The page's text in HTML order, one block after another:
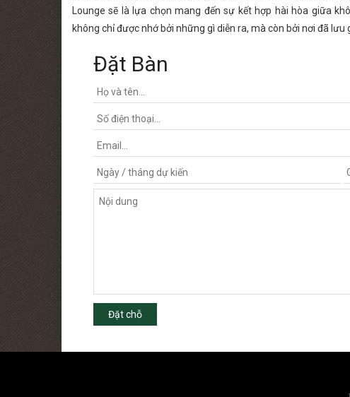
Lounge sẽ là lựa chọn mang đến sự kết hợp hài hòa giữa
không chỉ được nhớ bởi những gì diễn ra, mà còn bởi nơi đã
Đặt Bàn
Đặt chỗ